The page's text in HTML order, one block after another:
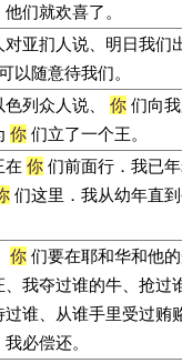
们就欢喜了。
对亚扪人说、明日我们
以随意待我们。
列众人说、 你们向我
你们立了一个王。
在 你们前面行．我已
们这里．我从幼年直
你们要在耶和华和他的
、我夺过谁的牛、抢过
过谁、从谁手里受过贿
必偿还。